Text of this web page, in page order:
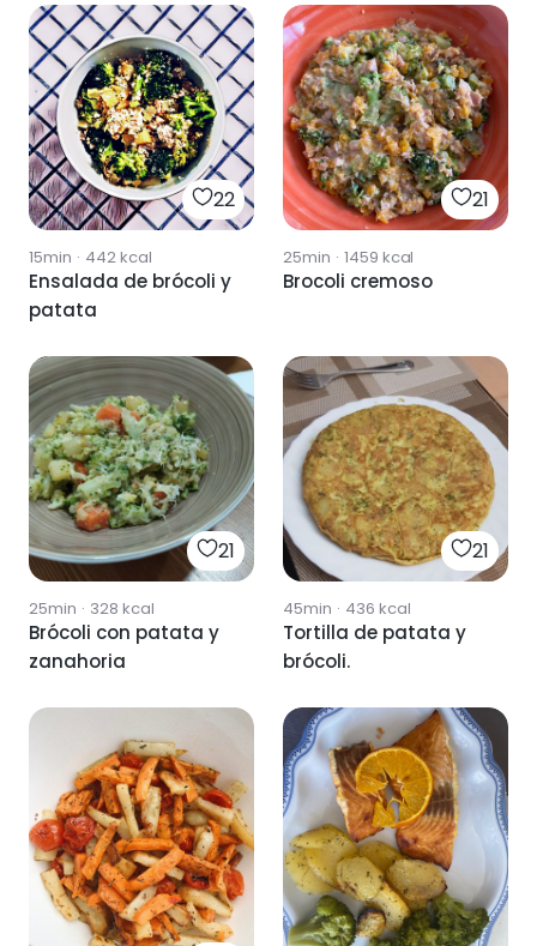
22
15min · 442kcal
Ensalada de brócoli y
patata
21
25min · 1459 kcal
Brocoli cremoso
21
25min · 328 kcal
Brócoli con patata y
zanahoria
21
45min · 436 kcal
Tortilla de patata y
brócoli.